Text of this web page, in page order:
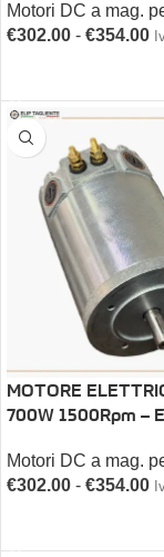
Motori DC a mag.
€302.00 - €354.00
MOTORE
700W 1500Rpm –
Motori DC a mag.
€302.00 - €354.00